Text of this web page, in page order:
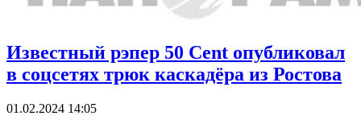
Известный рэпер 50 Cent опубликовал
в соцсетях трюк каскадёра из Ростова
01.02.2024 14:05